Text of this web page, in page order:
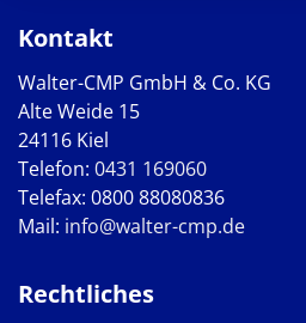
Kontakt
Walter-CMP GmbH & Co. KG
Alte Weide 15
24116 Kiel
Telefon: 0431 169060
Telefax: 0800 88080836
Mail: info@walter-cmp.de
Rechtliches